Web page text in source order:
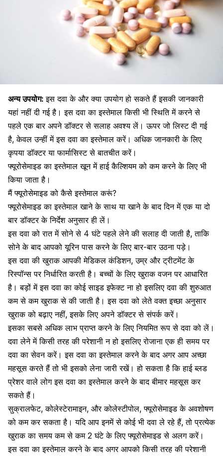
अन्य उपयोग: इस दवा के और क्या उपयोग हो सकते हैं इसकी जानकारी
यहां नहीं दी गई है। इस दवा का इस्तेमाल किसी भी स्थिति में करने से
पहले एक बार अपने डॉक्टर से सलाह अवश्य लें। ऊपर जो लिस्ट दी गई
है, केवल उन्हीं में इस दवा का इस्तेमाल करें। अधिक जानकारी के लिए
कृपया डॉक्टर या फार्मासिस्ट से बातचीत करें।
फ्यूरोसेमाइड का इस्तेमाल खून में हाई कैल्शियम को कम करने के लिए भी
किया जाता है।
मैं फ्यूरोसेमाइड को कैसे इस्तेमाल करूं?
फ्यूरोसेमाइड का इस्तेमाल खाने के साथ या खाने के बाद दिन में एक या दो
बार डॉक्टर के निर्देश अनुसार ही लें।
इस दवा को रात में सोने से 4 घंटे पहले लेने की सलाह दी जाती है, ताकि
सोने के बाद आपको यूरिन पास करने के लिए बार-बार उठना पड़े।
इस दवा की खुराक आपकी मेडिकल कंडिशन, उम्र और ट्रीटमेंट के
रिस्पॉन्स पर निर्धारित करती है। बच्चों के लिए खुराक वजन पर आधारित
है। बड़ों में इस दवा का कोई साइड इफेक्ट ना हो इसलिए दवा की शुरुआत
कम से कम खुराक से की जाती है। इस दवा को लेते वक्त इच्छा अनुसार
खुराक को बढ़ाए नहीं, इसके लिए अपने डॉक्टर से संपर्क करें।
इसका सबसे अधिक लाभ प्राप्त करने के लिए नियमित रूप से दवा को लें।
दवा लेने में किसी तरह की परेशानी न हो इसलिए रोजाना एक ही समय पर
दवा का सेवन करें। इस दवा का इस्तेमाल करने के बाद अगर आप अच्छा
महसूस करते हैं तो भी इसको लेना जारी रखें। हो सकता है कि हाई ब्लड
प्रेशर वाले लोग इस दवा का इस्तेमाल करने के बाद बीमार महसूस कर
सकते हैं।
सुक्रालफेट, कोलेस्टेरामाइन, और कोलेस्टीपोल, फ्यूरोसेमाइड के अवशोषण
को कम कर सकता है। यदि आप इनमें से कोई भी दवा ले रहे हैं, तो प्रत्येक
खुराक का समय कम से कम 2 घंटे के लिए फ्यूरोसेमाइड से अलग करें।
इस दवा का इस्तेमाल करने के बाद अगर आपको किसी तरह की परेशानी